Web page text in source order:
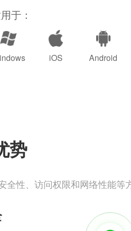
于：
iOS Android
势
全性、访问权限和网络性能等